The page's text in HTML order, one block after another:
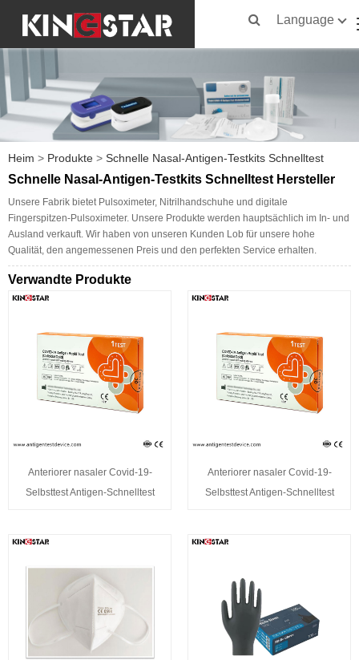
Language
Heim > Produkte > Schnelle Nasal-Antigen-Testkits Schnelltest
Schnelle Nasal-Antigen-Testkits Schnelltest Hersteller
Unsere Fabrik bietet Pulsoximeter, Nitrilhandschuhe und digitale
Fingerspitzen-Pulsoximeter. Unsere Produkte werden hauptsächlich im In- und
Ausland verkauft. Wir haben von unseren Kunden Lob für unsere hohe
Qualität, den angemessenen Preis und den perfekten Service erhalten.
Verwandte Produkte
Anteriorer nasaler Covid-19-
Selbsttest Antigen-Schnelltest
Anteriorer nasaler Covid-19-
Selbsttest Antigen-Schnelltest